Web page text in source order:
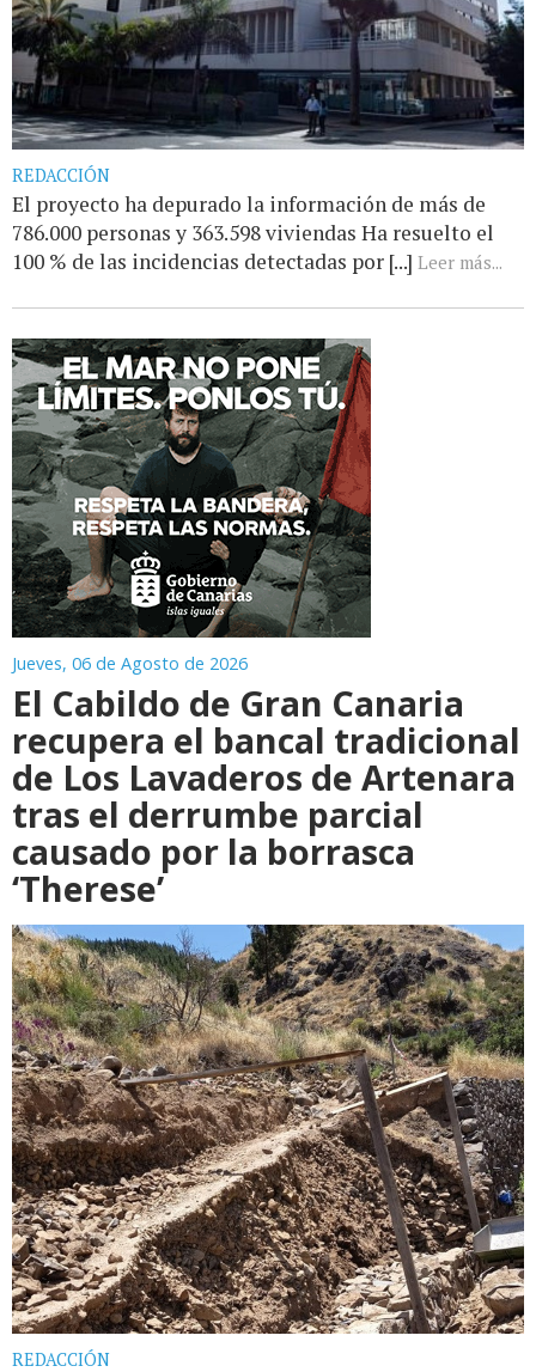
REDACCIÓN
El proyecto ha depurado la información de más de
786.000 personas y 363.598 viviendas Ha resuelto el
100 % de las incidencias detectadas por [...] Leer más...
Jueves, 06 de Agosto de 2026
El Cabildo de Gran Canaria
recupera el bancal tradicional
de Los Lavaderos de Artenara
tras el derrumbe parcial
causado por la borrasca
‘Therese’
REDACCIÓN